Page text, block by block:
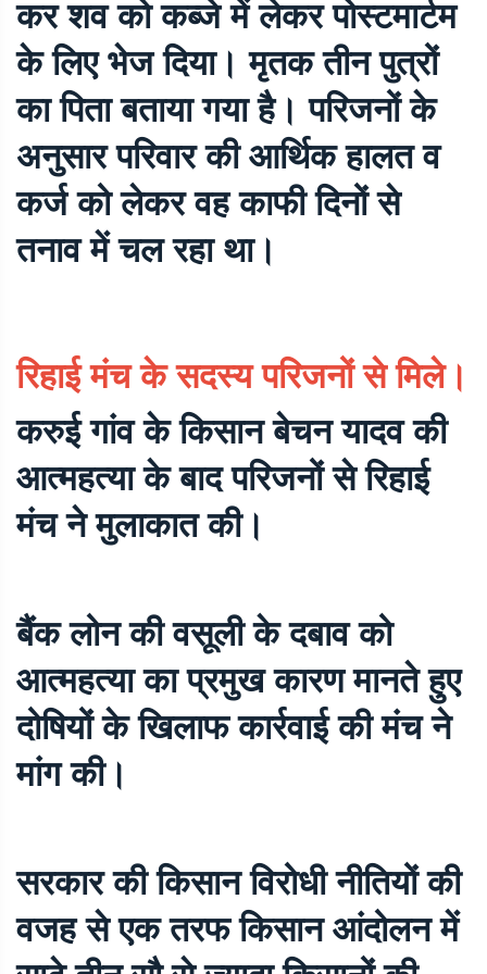
कर शव को कब्जे में लेकर पोस्टमार्टम
के लिए भेज दिया। मृतक तीन पुत्रों
का पिता बताया गया है। परिजनों के
अनुसार परिवार की आर्थिक हालत व
कर्ज को लेकर वह काफी दिनों से
तनाव में चल रहा था।
रिहाई मंच के सदस्य परिजनों से मिले।
करुई गांव के किसान बेचन यादव की
आत्महत्या के बाद परिजनों से रिहाई
मंच ने मुलाकात की।
बैंक लोन की वसूली के दबाव को
आत्महत्या का प्रमुख कारण मानते हुए
दोषियों के खिलाफ कार्रवाई की मंच ने
मांग की।
सरकार की किसान विरोधी नीतियों की
वजह से एक तरफ किसान आंदोलन में